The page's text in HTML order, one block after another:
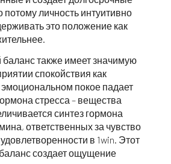
личность интуитивно
это положение как
также имеет значимую
спокойствия как
покое падает
стресса – вещества
синтез гормона
ответственных за чувство
в 1win. Этот
создает ощущение